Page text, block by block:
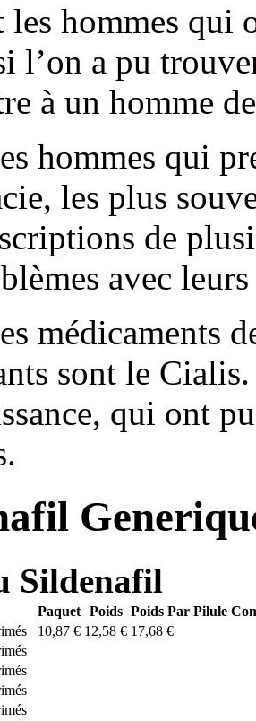
les hommes qui
l’on a pu
à un homme
hommes qui
les plus
de
avec
médicaments
sont le
qui ont
Sildenafil
Paquet Poids Poids Par Pilule
10,87 € 12,58 € 17,68 €